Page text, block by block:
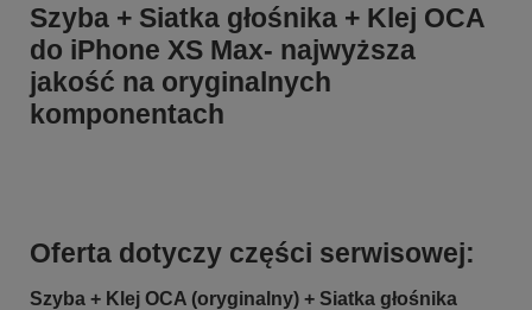
Szyba + Siatka głośnika + Klej OCA
do iPhone XS Max- najwyższa
jakość na oryginalnych
komponentach
Oferta dotyczy części serwisowej:
Szyba + Klej OCA (oryginalny) + Siatka głośnika